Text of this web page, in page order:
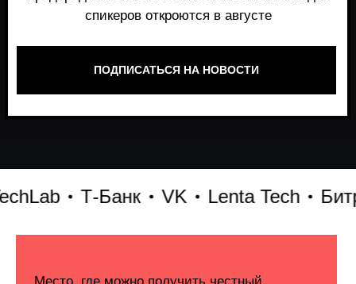
Т-Банк VK Lenta Tech
Место, где можно получить честный,
работает и формирует рынок генеративного